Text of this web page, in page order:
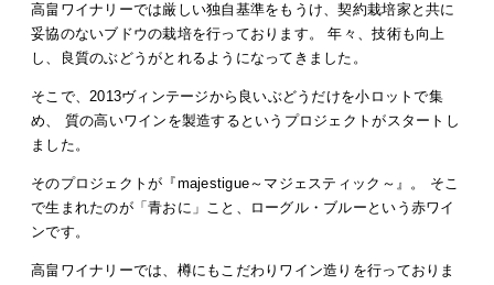
高畠ワイナリーでは厳しい独自基準をもうけ、契約栽培家と共に
妥協のないブドウの栽培を行っております。 年々、技術も向上
し、良質のぶどうがとれるようになってきました。
そこで、2013ヴィンテージから良いぶどうだけを小ロットで集
め、 質の高いワインを製造するというプロジェクトがスタートし
ました。
そのプロジェクトが『majestigue～マジェスティック～』。 そこ
で生まれたのが「青おに」こと、ローグル・ブルーという赤ワイ
ンです。
高畠ワイナリーでは、樽にもこだわりワイン造りを行っておりま